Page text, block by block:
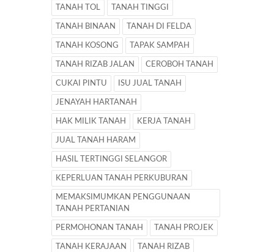
TANAH TOL TANAH TINGGI
TANAH BINAAN TANAH DI FELDA
TANAH KOSONG TAPAK SAMPAH
TANAH RIZAB JALAN CEROBOH TANAH
CUKAI PINTU ISU JUAL TANAH
JENAYAH HARTANAH
HAK MILIK TANAH KERJA TANAH
JUAL TANAH HARAM
HASIL TERTINGGI SELANGOR
KEPERLUAN TANAH PERKUBURAN
MEMAKSIMUMKAN PENGGUNAAN
TANAH PERTANIAN
PERMOHONAN TANAH TANAH PROJEK
TANAH KERAJAAN TANAH RIZAB